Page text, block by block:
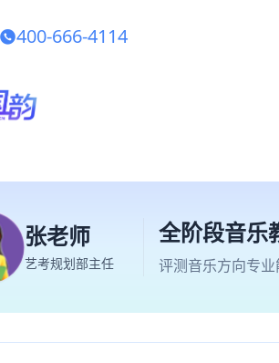
400-666-4114
张老师
艺考规划部主任
全阶段音乐
评测音乐方向专